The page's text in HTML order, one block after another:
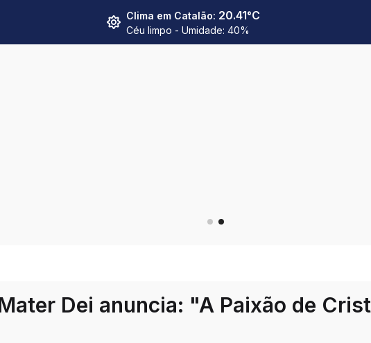
Clima em Catalão: 20.41°C
Céu limpo - Umidade: 40%
Dei anuncia: "A Paixão de